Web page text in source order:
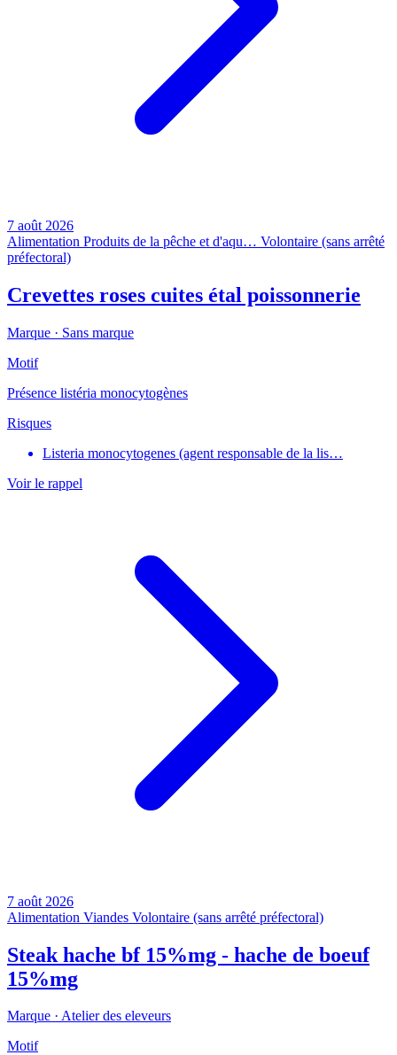
7 août 2026
Alimentation Produits de la pêche et d'aqu… Volontaire (sans arrêté
préfectoral)
Crevettes roses cuites étal poissonnerie
Marque · Sans marque
Motif
Présence listéria monocytogènes
Risques
Listeria monocytogenes (agent responsable de la lis…
Voir le rappel
7 août 2026
Alimentation Viandes Volontaire (sans arrêté préfectoral)
Steak hache bf 15%mg - hache de boeuf
15%mg
Marque · Atelier des eleveurs
Motif